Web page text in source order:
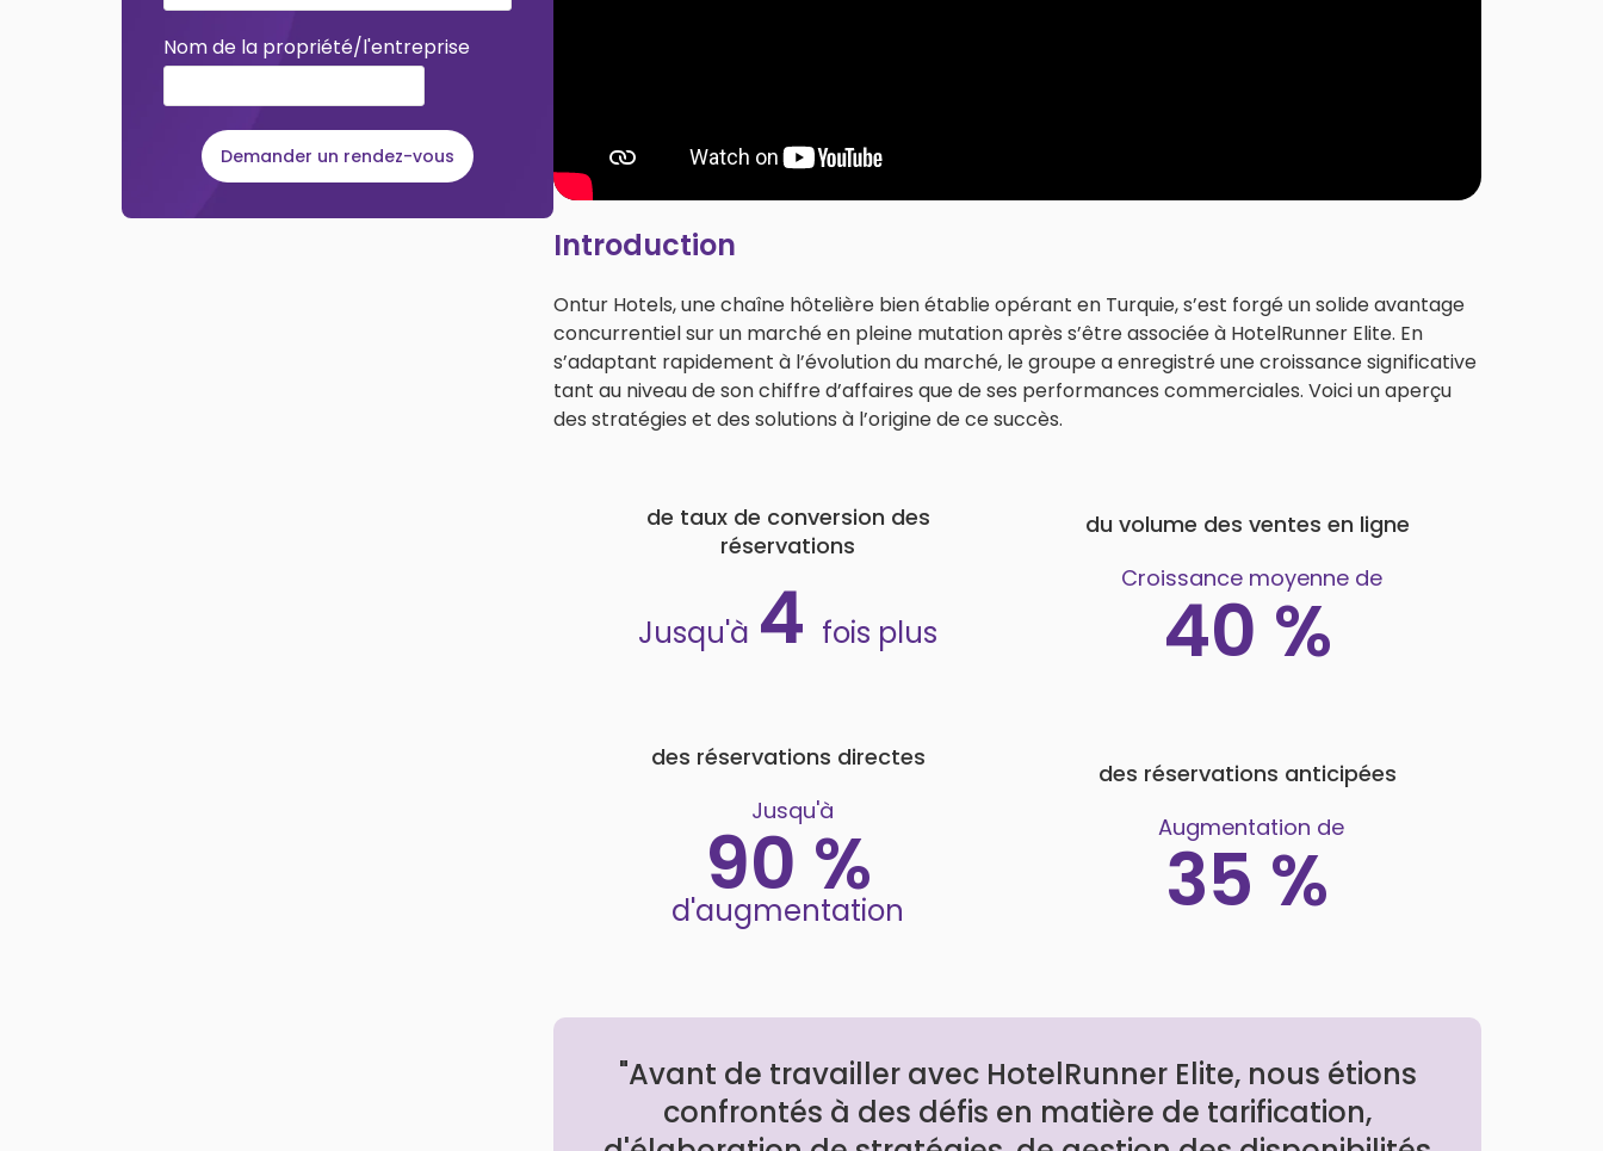
Nom de la propriété/l'entreprise
Demander un rendez-vous
Introduction
Ontur Hotels, une chaîne hôtelière bien établie opérant en Turquie, s’est forgé un solide avantage
concurrentiel sur un marché en pleine mutation après s’être associée à HotelRunner Elite. En
s’adaptant rapidement à l’évolution du marché, le groupe a enregistré une croissance significative
tant au niveau de son chiffre d’affaires que de ses performances commerciales. Voici un aperçu
des stratégies et des solutions à l’origine de ce succès.
de taux de conversion des
réservations
Jusqu'à4 fois plus
du volume des ventes en ligne
Croissance moyenne de
40 %
des réservations directes
Jusqu'à
90 %
d'augmentation
des réservations anticipées
Augmentation de
35 %
"Avant de travailler avec HotelRunner Elite, nous étions
confrontés à des défis en matière de tarification,